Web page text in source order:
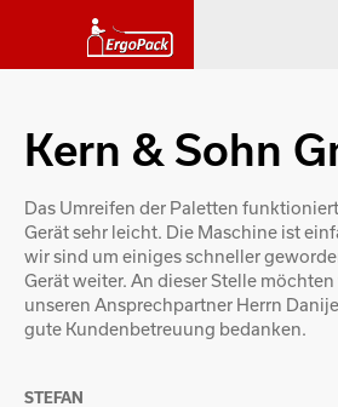
Kern & Sohn
Das Umreifen der Paletten
Gerät sehr leicht. Die Maschine ist
wir sind um einiges schneller
Gerät weiter. An dieser Stelle
unseren Ansprechpartner Herrn
gute Kundenbetreuung bedanken.
STEFAN